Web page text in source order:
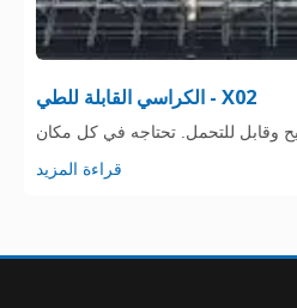
الكراسي القابلة للطي - X02
قراءة المزيد